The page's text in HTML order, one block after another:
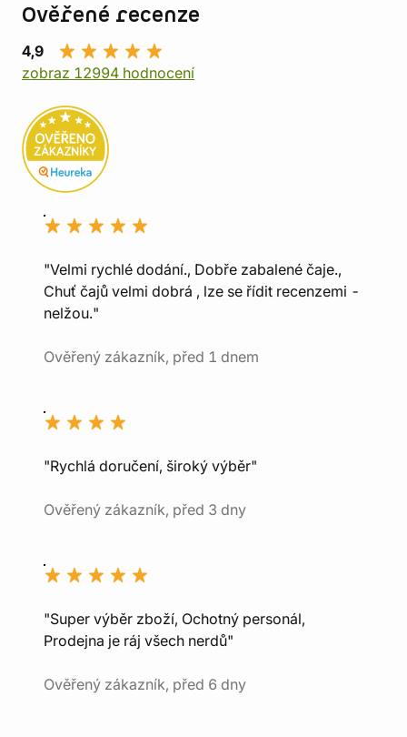
Ověřené recenze
4,9
zobraz 12994 hodnocení
"Velmi rychlé dodání., Dobře zabalené čaje.,
Chuť čajů velmi dobrá , lze se řídit recenzemi -
nelžou."
Ověřený zákazník, před 1 dnem
"Rychlá doručení, široký výběr"
Ověřený zákazník, před 3 dny
"Super výběr zboží, Ochotný personál,
Prodejna je ráj všech nerdů"
Ověřený zákazník, před 6 dny